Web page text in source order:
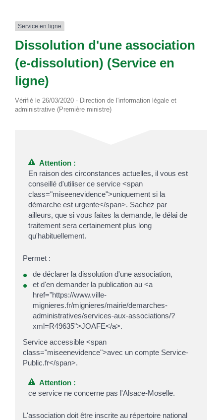
Service en ligne
Dissolution d'une association
(e-dissolution) (Service en
ligne)
Vérifié le 26/03/2020 - Direction de l'information légale et
administrative (Première ministre)
Attention :
En raison des circonstances actuelles, il vous est
conseillé d'utiliser ce service <span
class="miseenevidence">uniquement si la
démarche est urgente</span>. Sachez par
ailleurs, que si vous faites la demande, le délai de
traitement sera certainement plus long
qu'habituellement.
Permet :
de déclarer la dissolution d'une association,
et d'en demander la publication au <a
href="https://www.ville-
mignieres.fr/mignieres/mairie/demarches-
administratives/services-aux-associations/?
xml=R49635">JOAFE</a>.
Service accessible <span
class="miseenevidence">avec un compte Service-
Public.fr</span>.
Attention :
ce service ne concerne pas l'Alsace-Moselle.
L'association doit être inscrite au répertoire national